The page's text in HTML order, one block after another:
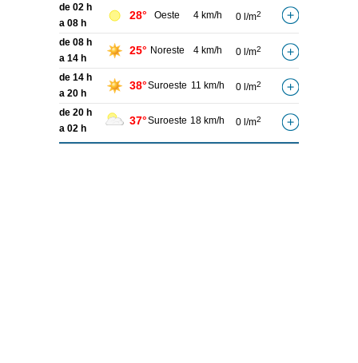
de 02 h
a 08 h
28° Oeste 4 km/h 0 l/m2
de 08 h
a 14 h
25° Noreste 4 km/h 0 l/m2
de 14 h
a 20 h
38°Suroeste 11 km/h 0 l/m2
de 20 h
a 02 h
37°Suroeste 18 km/h 0 l/m2